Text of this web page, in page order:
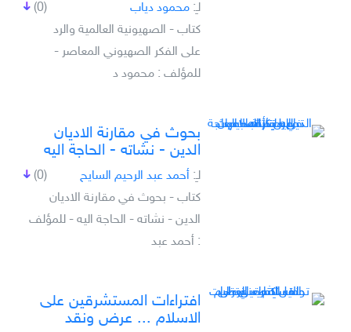
(0) لـِ: محمود دياب
كتاب - الصهيونية العالمية والرد
على الفكر الصهيوني المعاصر -
للمؤلف : محمود د
بحوث في مقارنة الاديان
الدين - نشاته - الحاجة اليه
(0) لـِ: أحمد عبد الرحيم السايح
كتاب - بحوث في مقارنة الاديان
الدين - نشاته - الحاجة اليه - للمؤلف
: أحمد عبد
افتراءات المستشرقين على
الاسلام ... عرض ونقد